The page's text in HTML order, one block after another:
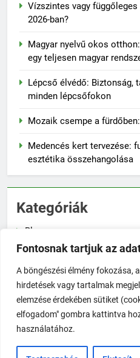
Fontosnak tartjuk az
A böngészési élmény fokozása,
hirdetések vagy tartalmak
elemzése érdekében sütiket
elfogadom" gombra kattintva
használatához.
Vízszintes vagy
2026-ban?
Magyar nyelvű okos
egy teljesen magyar
Lépcső élvédő: Biztonság,
minden lépcsőfokon
Mozaik csempe a
Medencés kert tervezése:
esztétika összehangolása
Kategóriák
Blog
Növénygondozás
Zöldségtermesztés
TökéletesKert © Minden jog